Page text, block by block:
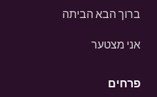
ברוך הבא הביתה
אני מצטער
פרחים